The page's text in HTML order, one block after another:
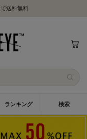
送料無料
ランキング 検索